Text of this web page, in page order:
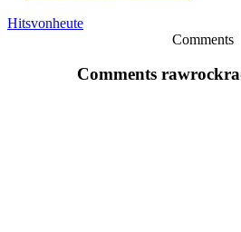
Hitsvonheute
Comments
Comments